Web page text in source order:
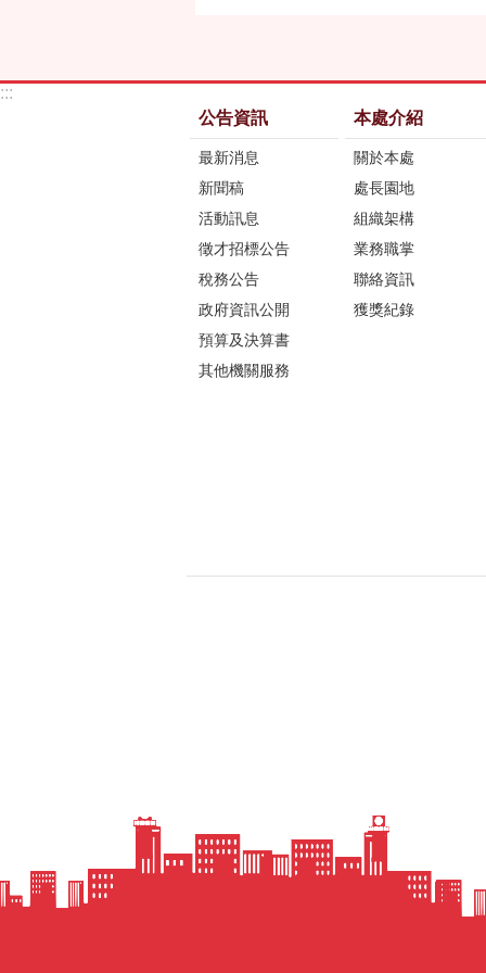
:::
公告資訊
最新消息
新聞稿
活動訊息
徵才招標公告
稅務公告
政府資訊公開
預算及決算書
其他機關服務
本處介紹
關於本處
處長園地
組織架構
業務職掌
聯絡資訊
獲獎紀錄